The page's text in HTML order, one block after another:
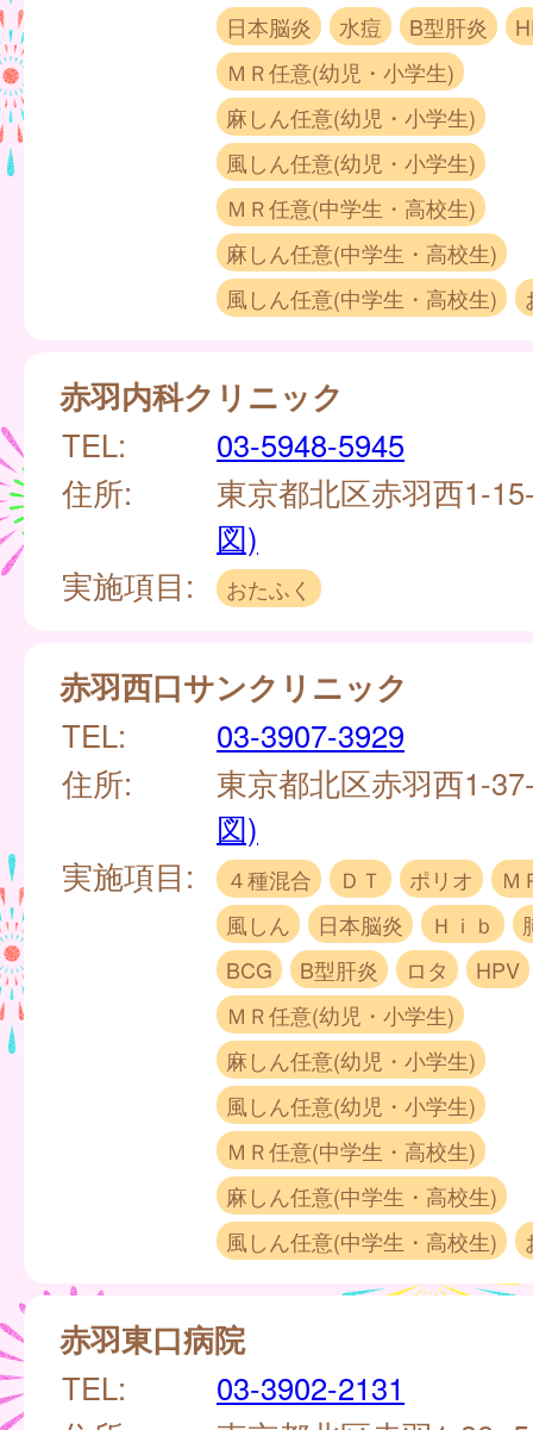
日本脳炎
水痘 B型肝炎
ＭＲ任意(幼児・小学生)
麻しん任意(幼児・小学生)
風しん任意(幼児・小学生)
ＭＲ任意(中学生・高校生)
麻しん任意(中学生・高校生)
風しん任意(中学生・高校生)
赤羽内科クリニック
TEL:
03-5948-5945
住所:
東京都北区赤羽西1-
図)
実施項目:
おたふく
赤羽西口サンクリニック
TEL:
03-3907-3929
住所:
東京都北区赤羽西1-
図)
実施項目:
４種混合 ＤＴ ポリオ
Ｍ
風しん
日本脳炎 Ｈｉｂ
BCG
B型肝炎 ロタ
HPV
ＭＲ任意(幼児・小学生)
麻しん任意(幼児・小学生)
風しん任意(幼児・小学生)
ＭＲ任意(中学生・高校生)
麻しん任意(中学生・高校生)
風しん任意(中学生・高校生)
赤羽東口病院
TEL:
03-3902-2131